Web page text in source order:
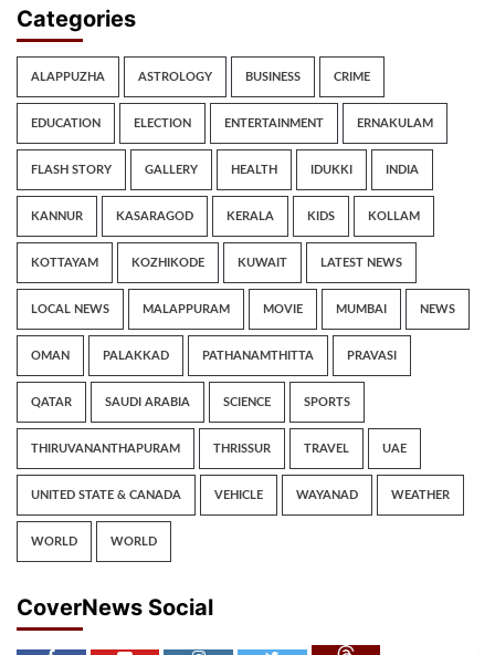
Categories
ALAPPUZHA ASTROLOGY BUSINESS CRIME
EDUCATION ELECTION ENTERTAINMENT ERNAKULAM
FLASH STORY GALLERY HEALTH IDUKKI INDIA
KANNUR KASARAGOD KERALA KIDS KOLLAM
KOTTAYAM KOZHIKODE KUWAIT LATEST NEWS
LOCAL NEWS MALAPPURAM MOVIE MUMBAI NEWS
OMAN PALAKKAD PATHANAMTHITTA PRAVASI
QATAR SAUDI ARABIA SCIENCE SPORTS
THIRUVANANTHAPURAM THRISSUR TRAVEL UAE
UNITED STATE & CANADA VEHICLE WAYANAD WEATHER
WORLD WORLD
CoverNews Social